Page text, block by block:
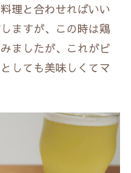
理と合わせればいい
ますが、この時は鶏
ましたが、これがビ
しても美味しくてマ